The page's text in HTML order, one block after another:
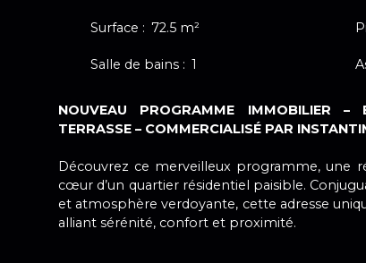
Surface : 72.5 m²
Salle de bains : 1
NOUVEAU PROGRAMME IMMOBILIER
TERRASSE – COMMERCIALISÉ PAR
Découvrez ce merveilleux programme, une
cœur d’un quartier résidentiel paisible.
et atmosphère verdoyante, cette adresse
alliant sérénité, confort et proximité.